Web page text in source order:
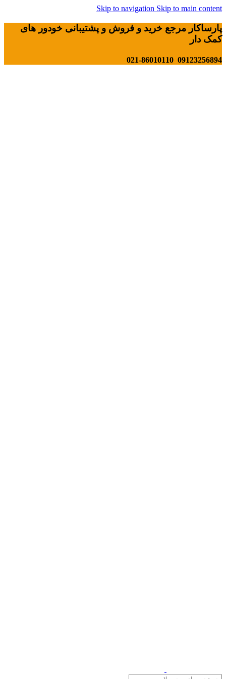
Skip to navigation Skip to main content
پارساکار مرجع خرید و فروش و پشتیبانی خودور های
کمک دار
09123256894 021-86010110